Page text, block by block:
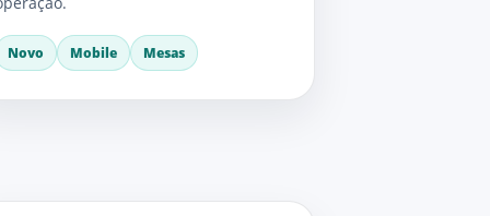
Novo Mobile Mesas